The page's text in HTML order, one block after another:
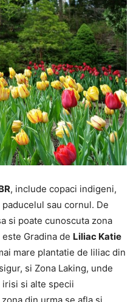
, include copaci indigeni,
sau cornul. De
si poate cunoscuta zona
Gradina de Liliac Katie
mare plantatie de liliac din
si Zona Laking, unde
si alte specii